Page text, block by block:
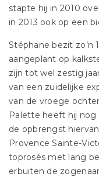
stapte hij in 2010
in 2013 ook op een
Stéphane bezit zo’n
aangeplant op
zijn tot wel zestig
van een zuidelijke
van de vroege
Palette heeft hij nog
de opbrengst
Provence Sainte-
toprosés met lang
erbuiten de